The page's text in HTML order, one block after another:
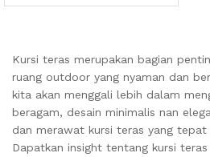
Kursi teras merupakan bagian
ruang outdoor yang nyaman dan
kita akan menggali lebih dalam
beragam, desain minimalis nan
dan merawat kursi teras yang tepat
Dapatkan insight tentang kursi